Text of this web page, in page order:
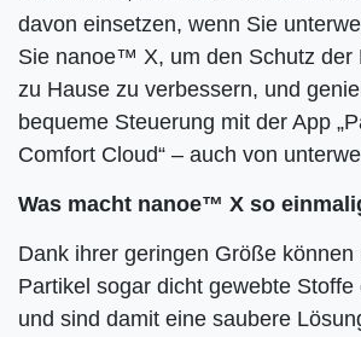
davon einsetzen, wenn Sie
Sie nanoe™ X, um den Schutz der
zu Hause zu verbessern, und
bequeme Steuerung mit der App
Comfort Cloud“ – auch von
Was macht nanoe™ X so
Dank ihrer geringen Größe
Partikel sogar dicht gewebte Stoffe
und sind damit eine saubere